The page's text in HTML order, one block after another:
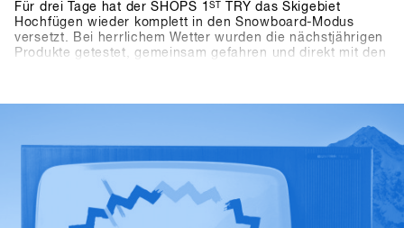
Für drei Tage hat der SHOPS 1ST
TRY das Skigebiet
Hochfügen wieder komplett in den Snowboard-Modus
versetzt. Bei herrlichem Wetter wurden die nächstjährigen
Produkte getestet, gemeinsam gefahren und direkt mit den
ging es weiter: Bei Pub Games im BAWA, DJ-Sets im Kosis
und entspannten After Shred Gatherings fanden die Tage
gemeinsam ihren Abschluss.Insgesamt kamen 1.461
Teilnehmende aus über 30 Ländern zusammen, darunter
265 Shops.Die SHOPS 1st TRY History Gallery zeigt die
Highlights.Vom 17. bis 19. Januar 2027 kehrt SHOPS 1
TRY nach Hochfügen zurück.